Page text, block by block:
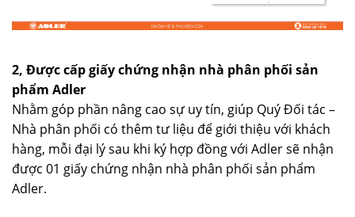
2, Được cấp giấy chứng nhận nhà phân phối sản
phẩm Adler
Nhằm góp phần nâng cao sự uy tín, giúp Quý Đối tác –
Nhà phân phối có thêm tư liệu để giới thiệu với khách
hàng, mỗi đại lý sau khi ký hợp đồng với Adler sẽ nhận
được 01 giấy chứng nhận nhà phân phối sản phẩm
Adler.